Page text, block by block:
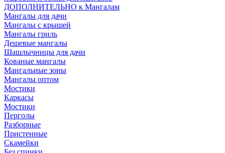
ДОПОЛНИТЕЛЬНО к Мангалам
Мангалы для дачи
Мангалы с крышей
Мангалы гриль
Дешевые мангалы
Шашлычницы для дачи
Кованые мангалы
Мангальные зоны
Мангалы оптом
Мостики
Каркасы
Мостики
Перголы
Разборные
Пристенные
Скамейки